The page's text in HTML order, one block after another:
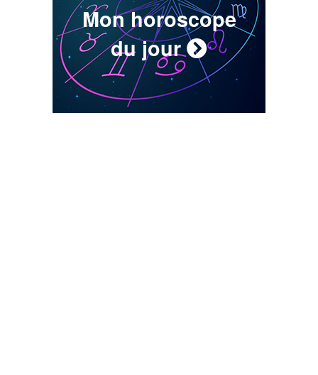
Mon horoscope
du jour